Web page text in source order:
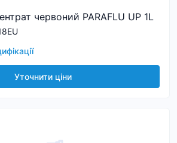
червоний PARAFLU UP 1L
Уточнити ціни